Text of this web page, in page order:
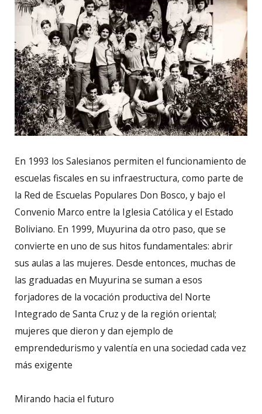
En 1993 los Salesianos permiten el funcionamiento de
escuelas fiscales en su infraestructura, como parte de
la Red de Escuelas Populares Don Bosco, y bajo el
Convenio Marco entre la Iglesia Católica y el Estado
Boliviano. En 1999, Muyurina da otro paso, que se
convierte en uno de sus hitos fundamentales: abrir
sus aulas a las mujeres. Desde entonces, muchas de
las graduadas en Muyurina se suman a esos
forjadores de la vocación productiva del Norte
Integrado de Santa Cruz y de la región oriental;
mujeres que dieron y dan ejemplo de
emprendedurismo y valentía en una sociedad cada vez
más exigente
Mirando hacia el futuro